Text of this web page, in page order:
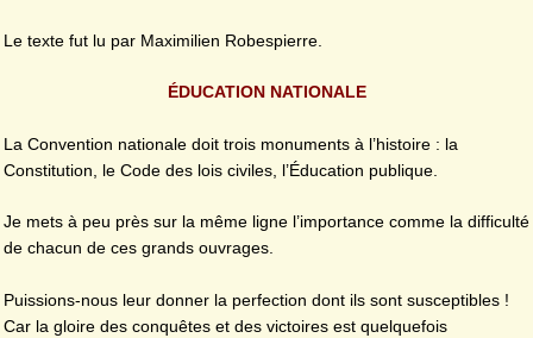
Le texte fut lu par Maximilien Robespierre.
ÉDUCATION NATIONALE
La Convention nationale doit trois monuments à l’histoire : la
Constitution, le Code des lois civiles, l’Éducation publique.
Je mets à peu près sur la même ligne l’importance comme la difficulté
de chacun de ces grands ouvrages.
Puissions-nous leur donner la perfection dont ils sont susceptibles !
Car la gloire des conquêtes et des victoires est quelquefois